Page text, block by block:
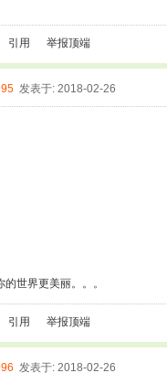
引用 举报顶端
发表于: 2018-02-26
世界更美丽。。。
引用 举报顶端
发表于: 2018-02-26